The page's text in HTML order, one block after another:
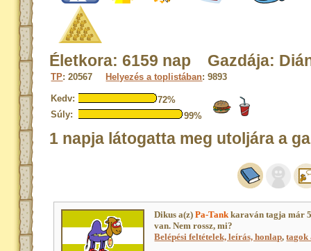
Életkora: 6159 nap Gazdája:
TP: 20567 Helyezés a toplistában: 9893
Kedv:
72%
Súly:
99%
1 napja látogatta meg utoljára a
Dikus a(z)Pa-Tankkaraván tagja már
van. Nem rossz, mi?
Belépési feltételek, leírás, honlap,tagok